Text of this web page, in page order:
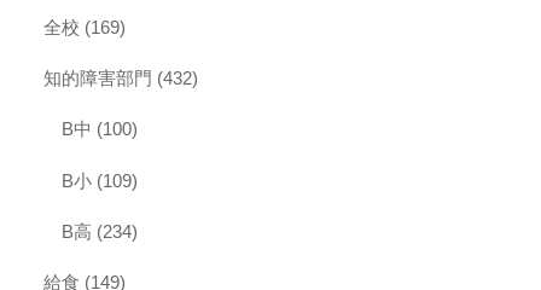
全校 (169)
知的障害部門 (432)
B中 (100)
B小 (109)
B高 (234)
給食 (149)